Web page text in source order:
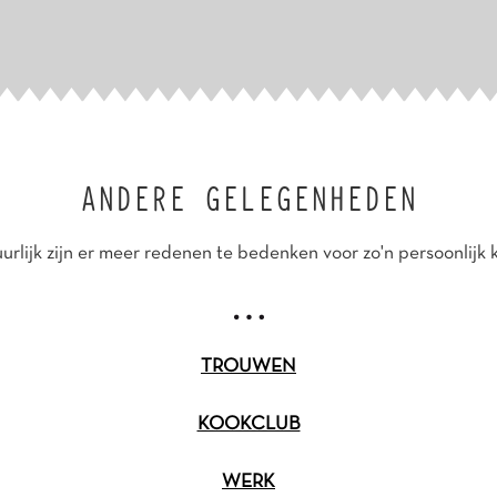
ANDERE GELEGENHEDEN
zijn er meer redenen te bedenken voor zo'n persoonlijk
TROUWEN
KOOKCLUB
WERK